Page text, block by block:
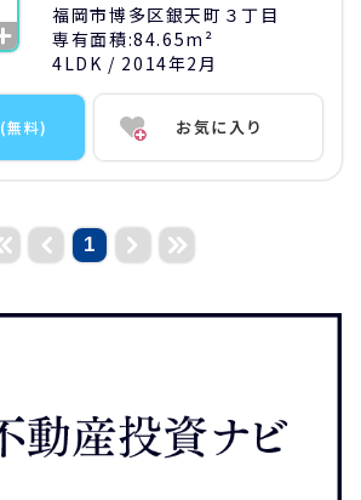
福岡市博多区銀天町３丁目
専有面積:84.65m²
4LDK / 2014年2月
(無料) お気に入り
1